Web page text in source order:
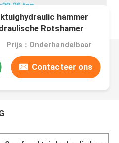
hammer
Rotshamer
Prijs：Onderhandelbaar
Contacteer ons